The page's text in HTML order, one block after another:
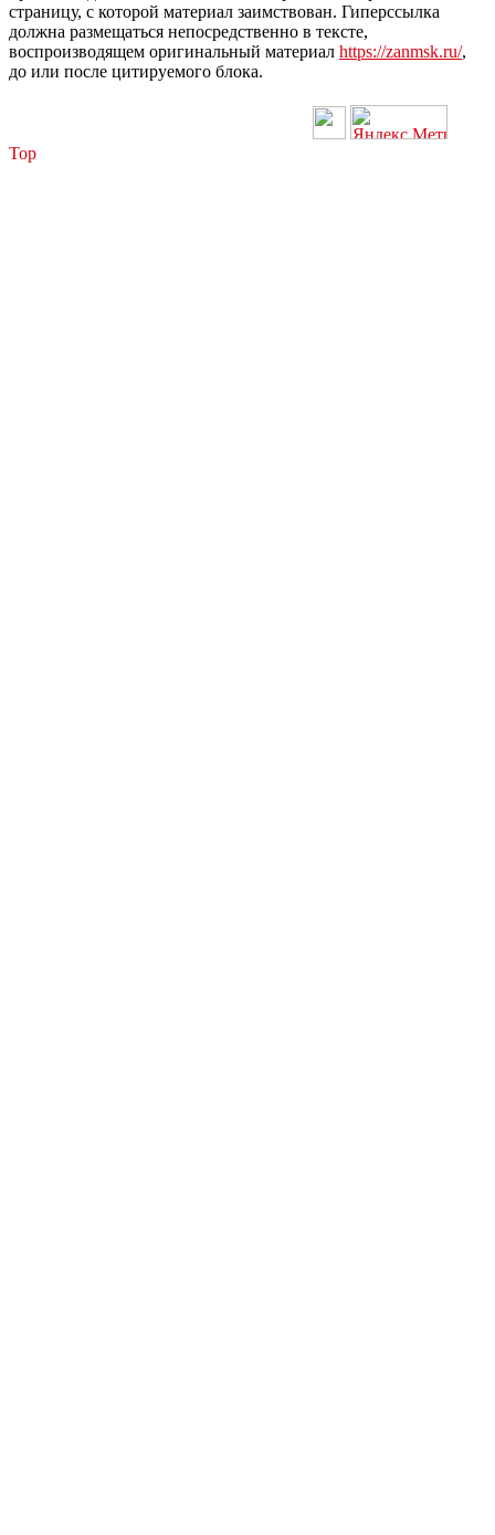
страницу, с которой материал заимствован. Гиперссылка
должна размещаться непосредственно в тексте,
воспроизводящем оригинальный материал https://zanmsk.ru/,
до или после цитируемого блока.
Top